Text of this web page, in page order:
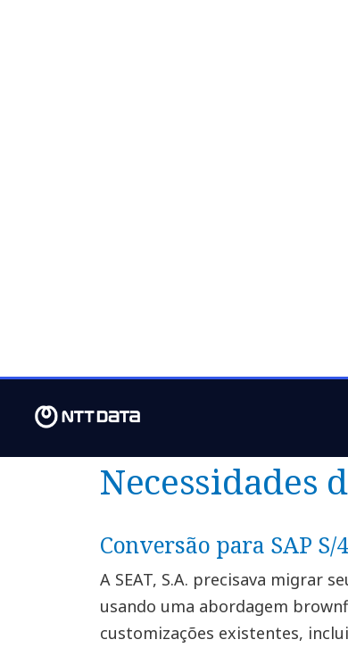
Suporte integral e contínuo
Foco em inovação
Necessidades
Conversão para SAP S/
A SEAT, S.A. precisava migrar
usando uma abordagem
customizações existentes,